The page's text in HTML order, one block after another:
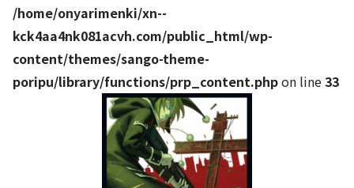
/home/onyarimenki/xn--
kck4aa4nk081acvh.com/public_html/wp-
content/themes/sango-theme-
poripu/library/functions/prp_content.phpon line33